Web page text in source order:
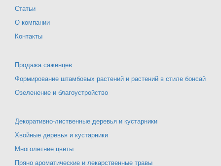
Статьи
О компании
Контакты
Продажа саженцев
Формирование штамбовых растений и растений в стиле бонсай
Озеленение и благоустройство
Декоративно-лиственные деревья и кустарники
Хвойные деревья и кустарники
Многолетние цветы
Пряно ароматические и лекарственные травы